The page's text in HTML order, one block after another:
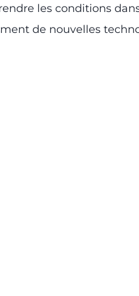
les conditions
de nouvelles